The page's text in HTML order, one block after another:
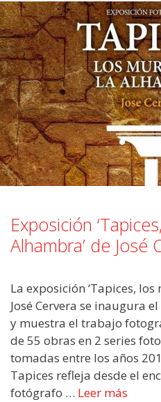
Exposición
Alhambra’ de José
La exposición ‘Tapices,
José Cervera se inaugura
y muestra el trabajo
de 55 obras en 2 series
tomadas entre los años
Tapices refleja desde el
fotógrafo … Leer más